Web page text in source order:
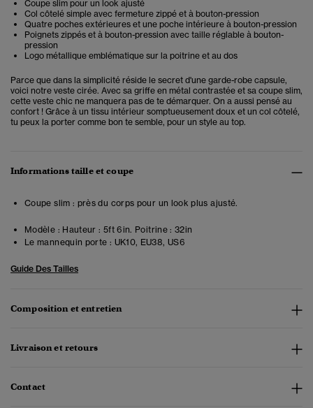
Coupe slim pour un look ajusté
Col côtelé simple avec fermeture zippé et à bouton-pression
Quatre poches extérieures et une poche intérieure à bouton-pression
Poignets zippés et à bouton-pression avec taille réglable à bouton-
pression
Logo métallique emblématique sur la poitrine et au dos
Parce que dans la simplicité réside le secret d'une garde-robe capsule,
voici notre veste cirée. Avec sa griffe en métal contrastée et sa coupe slim,
cette veste chic ne manquera pas de te démarquer. On a aussi pensé au
confort ! Grâce à un tissu intérieur somptueusement doux et un col côtelé,
tu peux la porter comme bon te semble, pour un style au top.
Informations taille et coupe
Coupe slim : près du corps pour un look plus ajusté.
Modèle : Hauteur : 5ft 6in. Poitrine : 32in
Le mannequin porte : UK10, EU38, US6
Guide Des Tailles
Composition et entretien
Livraison et retours
Contact